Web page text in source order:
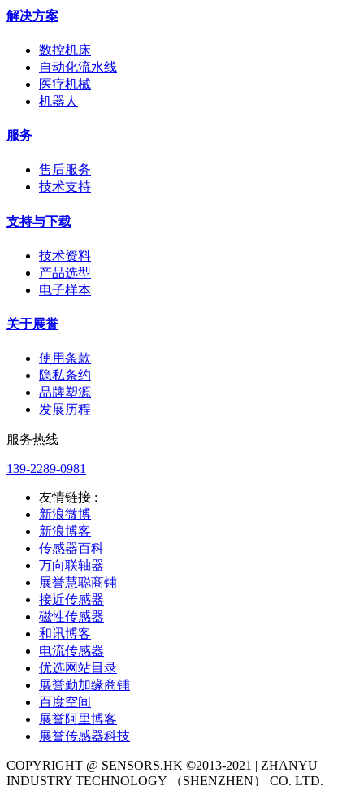
解决方案
数控机床
自动化流水线
医疗机械
机器人
服务
售后服务
技术支持
支持与下载
技术资料
产品选型
电子样本
关于展誉
使用条款
隐私条约
品牌塑源
发展历程
服务热线
139-2289-0981
友情链接 :
新浪微博
新浪博客
传感器百科
万向联轴器
展誉慧聪商铺
接近传感器
磁性传感器
和讯博客
电流传感器
优选网站目录
展誉勤加缘商铺
百度空间
展誉阿里博客
展誉传感器科技
COPYRIGHT @ SENSORS.HK ©2013-2021 | ZHANYU
INDUSTRY TECHNOLOGY （SHENZHEN） CO. LTD.